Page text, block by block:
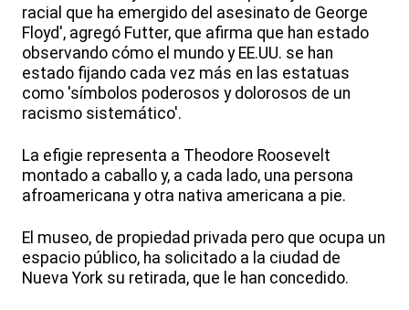
racial que ha emergido del asesinato de George
Floyd', agregó Futter, que afirma que han estado
observando cómo el mundo y EE.UU. se han
estado fijando cada vez más en las estatuas
como 'símbolos poderosos y dolorosos de un
racismo sistemático'.
La efigie representa a Theodore Roosevelt
montado a caballo y, a cada lado, una persona
afroamericana y otra nativa americana a pie.
El museo, de propiedad privada pero que ocupa un
espacio público, ha solicitado a la ciudad de
Nueva York su retirada, que le han concedido.